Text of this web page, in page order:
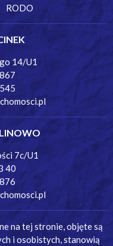
RODO
14/U1
7c/U1
40
na tej stronie, objęte są
i osobistych, stanowią